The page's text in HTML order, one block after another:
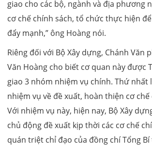
giao cho các bộ, ngành và địa phương
cơ chế chính sách, tổ chức thực hiện
đẩy mạnh,” ông Hoàng nói.
Riêng đối với Bộ Xây dựng, Chánh Văn
Văn Hoàng cho biết cơ quan này được
giao 3 nhóm nhiệm vụ chính. Thứ nhất
nhiệm vụ về đề xuất, hoàn thiện cơ chế
Với nhiệm vụ này, hiện nay, Bộ Xây
chủ động đề xuất kịp thời các cơ chế
quán triệt chỉ đạo của đồng chí Tổng